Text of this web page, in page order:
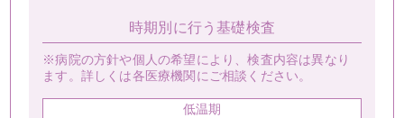
時期別に行う基礎検査
※病院の方針や個人の希望により、検査内容は異なり
ます。詳しくは各医療機関にご相談ください。
低温期